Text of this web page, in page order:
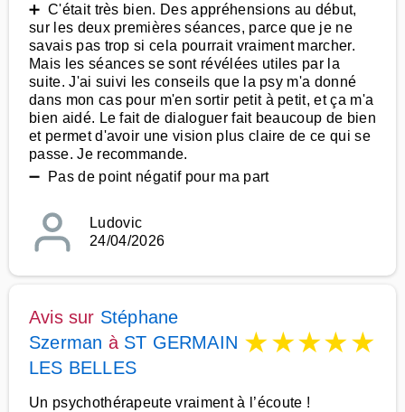
➕ C'était très bien. Des appréhensions au début,
sur les deux premières séances, parce que je ne
savais pas trop si cela pourrait vraiment marcher.
Mais les séances se sont révélées utiles par la
suite. J'ai suivi les conseils que la psy m'a donné
dans mon cas pour m'en sortir petit à petit, et ça m'a
bien aidé. Le fait de dialoguer fait beaucoup de bien
et permet d'avoir une vision plus claire de ce qui se
passe. Je recommande.
➖ Pas de point négatif pour ma part
Ludovic
24/04/2026
Avis sur Stéphane
Szerman à ST GERMAIN
LES BELLES
★★★★★
Un psychothérapeute vraiment à l’écoute !